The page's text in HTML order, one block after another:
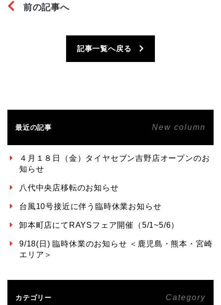
前の記事へ
記事一覧へ戻る
最近の記事 New column
４月１８日（金）タイヤセブン吉野店オープンのお
知らせ
八代中央店移転のお知らせ
台風10号接近に伴う臨時休業お知らせ
卸本町店にてRAYSフェア開催（5/1~5/6）
9/18(日) 臨時休業のお知らせ ＜鹿児島・熊本・宮崎
エリア＞
カテゴリー Category